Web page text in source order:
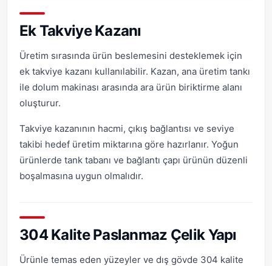
Ek Takviye Kazanı
Üretim sırasında ürün beslemesini desteklemek için
ek takviye kazanı kullanılabilir. Kazan, ana üretim tankı
ile dolum makinası arasında ara ürün biriktirme alanı
oluşturur.
Takviye kazanının hacmi, çıkış bağlantısı ve seviye
takibi hedef üretim miktarına göre hazırlanır. Yoğun
ürünlerde tank tabanı ve bağlantı çapı ürünün düzenli
boşalmasına uygun olmalıdır.
304 Kalite Paslanmaz Çelik Yapı
Ürünle temas eden yüzeyler ve dış gövde 304 kalite